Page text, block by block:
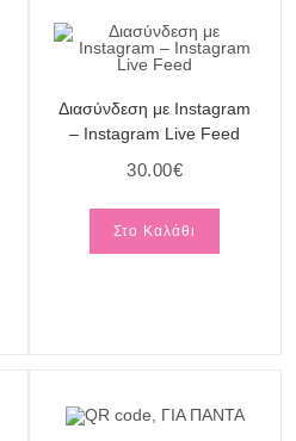
Διασύνδεση με Instagram
– Instagram Live Feed
30.00€
Στο Καλάθι